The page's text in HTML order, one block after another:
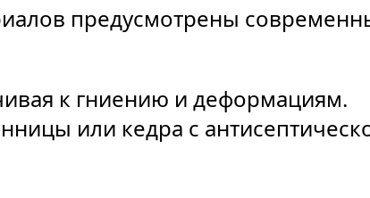
предусмотрены
к гниению и деформациям.
или кедра с